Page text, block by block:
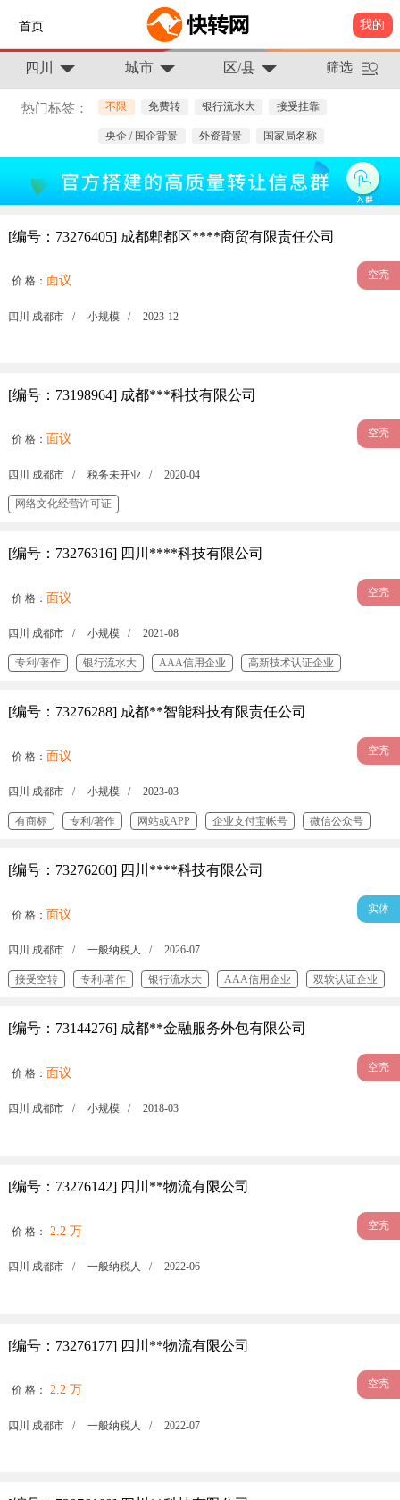
首页 我的
四川 城市 区/县 筛选
热门标签： 不限 免费转 银行流水大 接受挂靠
央企 / 国企背景 外资背景 国家局名称
[编号：73276405] 成都郫都区****商贸有限责任公司
价 格： 面议 空壳
四川 成都市 / 小规模 / 2023-12
[编号：73198964] 成都***科技有限公司
价 格： 面议 空壳
四川 成都市 / 税务未开业 / 2020-04
网络文化经营许可证
[编号：73276316] 四川****科技有限公司
价 格： 面议 空壳
四川 成都市 / 小规模 / 2021-08
专利/著作 银行流水大 AAA信用企业 高新技术认证企业
[编号：73276288] 成都**智能科技有限责任公司
价 格： 面议 空壳
四川 成都市 / 小规模 / 2023-03
有商标 专利/著作 网站或APP 企业支付宝帐号 微信公众号
[编号：73276260] 四川****科技有限公司
价 格： 面议 实体
四川 成都市 / 一般纳税人 / 2026-07
接受空转 专利/著作 银行流水大 AAA信用企业 双软认证企业
[编号：73144276] 成都**金融服务外包有限公司
价 格： 面议 空壳
四川 成都市 / 小规模 / 2018-03
[编号：73276142] 四川**物流有限公司
价 格： 2.2 万 空壳
四川 成都市 / 一般纳税人 / 2022-06
[编号：73276177] 四川**物流有限公司
价 格： 2.2 万 空壳
四川 成都市 / 一般纳税人 / 2022-07